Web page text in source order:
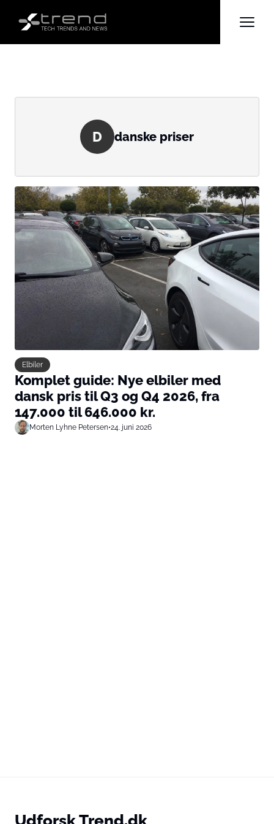
D danske priser
Elbiler
Komplet guide: Nye elbiler med
dansk pris til Q3 og Q4 2026, fra
147.000 til 646.000 kr.
Morten Lyhne Petersen•24. juni 2026
Udforsk Trend.dk